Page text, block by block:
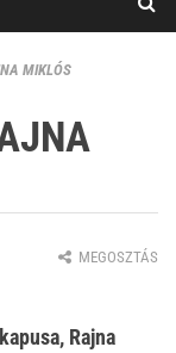
MIKLÓS
MEGOSZTÁS
Rajna